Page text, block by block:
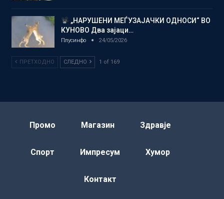
„НАРУШЕНИ МЕЃУЗАЈАЧКИ ОДНОСИ“ ВО
КУНОВО Два зајаци…
Плусинфо 24/05/2026
ПРЕТХОДНО СЛЕДНО 1 of 169
Промо Магазин Здравје
Спорт Импресум Хумор
Контакт